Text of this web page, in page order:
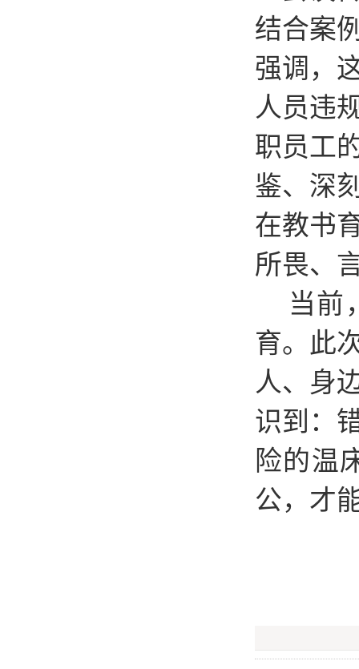
结合案
强调，
人员违
职员工
鉴、深
在教书
所畏、
当前
育。此
人、身
识到：
险的温
公，才